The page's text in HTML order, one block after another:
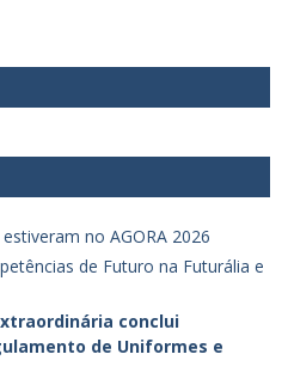
no AGORA 2026
de Futuro na Futurália e
conclui
de Uniformes e